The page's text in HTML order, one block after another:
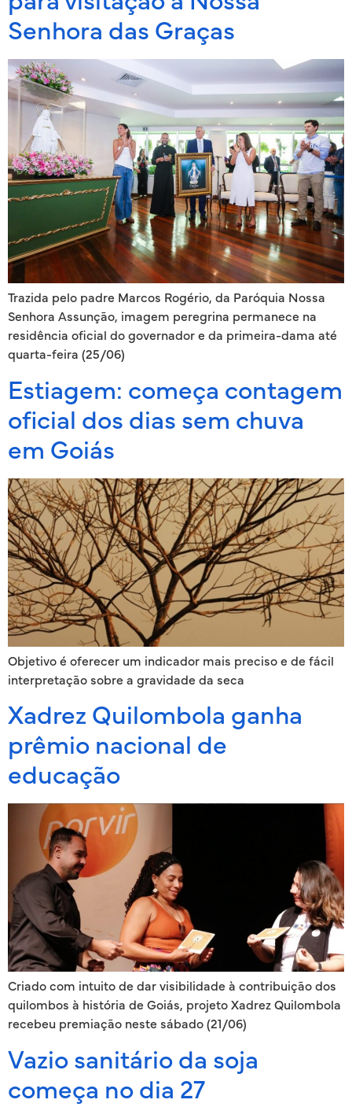
Senhora das Graças
Trazida pelo padre Marcos Rogério, da Paróquia Nossa
Senhora Assunção, imagem peregrina permanece na
residência oficial do governador e da primeira-dama até
quarta-feira (25/06)
Estiagem: começa contagem
oficial dos dias sem chuva
em Goiás
Objetivo é oferecer um indicador mais preciso e de fácil
interpretação sobre a gravidade da seca
Xadrez Quilombola ganha
prêmio nacional de
educação
Criado com intuito de dar visibilidade à contribuição dos
quilombos à história de Goiás, projeto Xadrez Quilombola
recebeu premiação neste sábado (21/06)
Vazio sanitário da soja
começa no dia 27